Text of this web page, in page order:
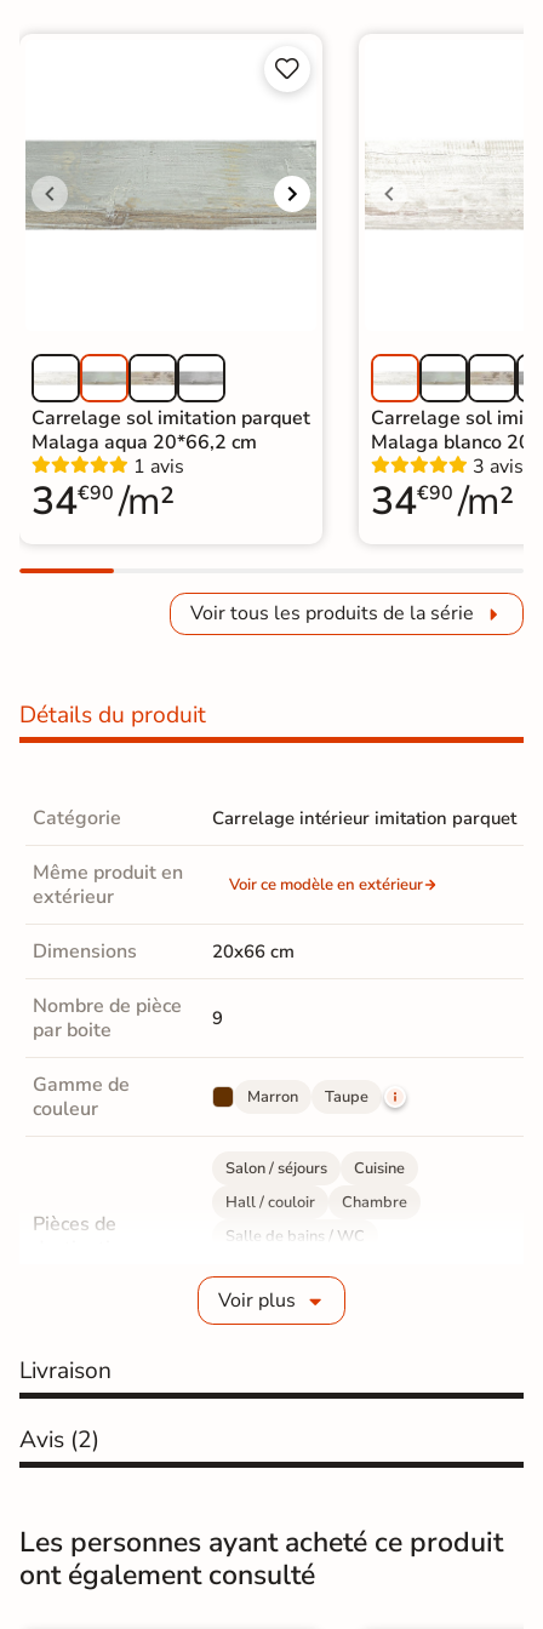


Carrelage sol imitation parquet
Malaga aqua 20*66,2 cm
1 avis
34€90 /m²
Carrelage sol
Malaga blanco
3 avis
34€90 /m²
Voir tous les produits de la série
Détails du produit
Catégorie Carrelage intérieur imitation parquet
Même produit en
extérieur
Voir ce modèle en extérieur
Dimensions 20x66 cm
Nombre de pièce
par boite
9
Gamme de
couleur
Marron Taupe
Pièces de
Salon / séjours
Cuisine
Hall / couloir
Chambre
Salle de bains / WC
Sol intérieur
Fabrication
Résistance à
Masse colorée Non
Voir plus
Livraison
Avis (2)
Les personnes ayant acheté ce produit
ont également consulté